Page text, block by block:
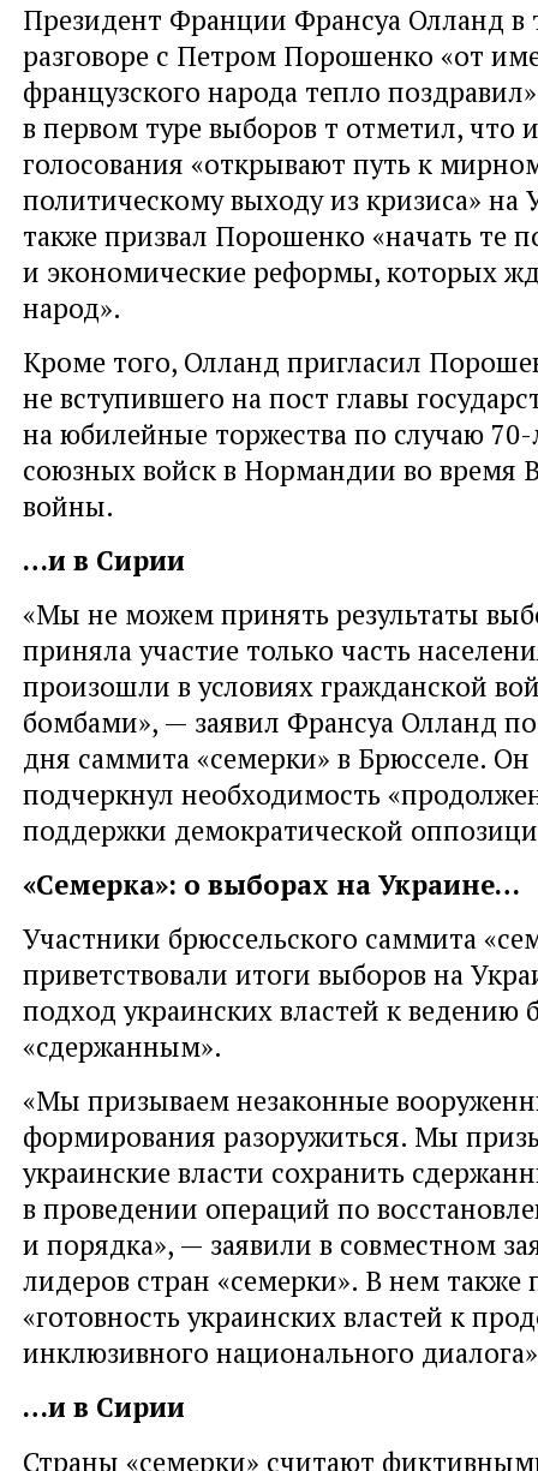
Президент Франции Франсуа Олланд в
разговоре с Петром Порошенко «от
французского народа тепло
в первом туре выборов т отметил, что
голосования «открывают путь к
политическому выходу из кризиса» на
также призвал Порошенко «начать те
и экономические реформы, которых
народ».
Кроме того, Олланд пригласил
не вступившего на пост главы
на юбилейные торжества по случаю
союзных войск в Нормандии во время
войны.
…и в Сирии
«Мы не можем принять результаты
приняла участие только часть
произошли в условиях гражданской
бомбами», — заявил Франсуа Олланд
дня саммита «семерки» в Брюсселе. Он
подчеркнул необходимость
поддержки демократической
«Семерка»: о выборах на Украине…
Участники брюссельского саммита
приветствовали итоги выборов на
подход украинских властей к ведению
«сдержанным».
«Мы призываем незаконные
формирования разоружиться. Мы
украинские власти сохранить
в проведении операций по
и порядка», — заявили в совместном
лидеров стран «семерки». В нем также
«готовность украинских властей к
инклюзивного национального
…и в Сирии
Страны «семерки» считают